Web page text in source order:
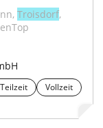
Troisdorf,
Teilzeit
Vollzeit